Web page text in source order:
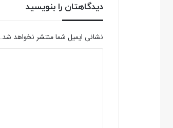
دیدگاهتان را بنویسید
نشانی ایمیل شما منتشر نخواهد شد.